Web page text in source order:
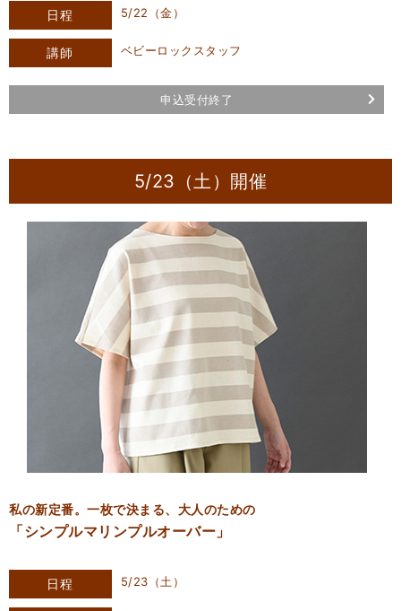
日程 5/22（金）
講師 ベビーロックスタッフ
申込受付終了
5/23（土）開催
私の新定番。一枚で決まる、大人のための
「シンプルマリンプルオーバー」
日程 5/23（土）